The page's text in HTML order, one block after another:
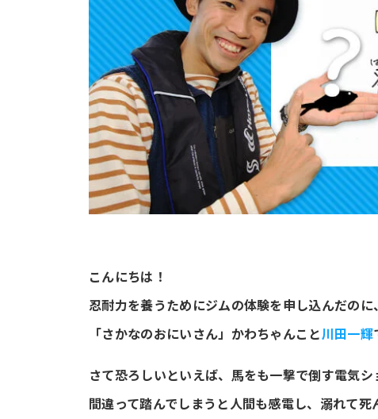
こんにちは！
忍耐力を養うためにジムの体験を申し込んだの
「さかなのおにいさん」かわちゃんこと川田一輝
さて恐ろしいといえば、馬をも一撃で倒す電気
間違って踏んでしまうと人間も感電し、溺れて